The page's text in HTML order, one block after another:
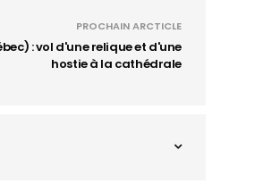
PROCHAIN ARCTICLE
: vol d'une relique et d'une
hostie à la cathédrale